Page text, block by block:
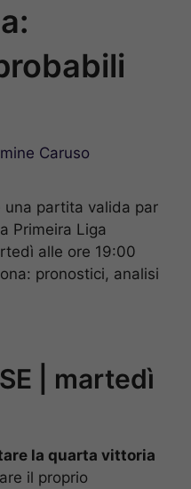
Caruso
una partita valida par
Primeira Liga
alle ore 19:00
pronostici, analisi
| martedì
la quarta vittoria
il proprio